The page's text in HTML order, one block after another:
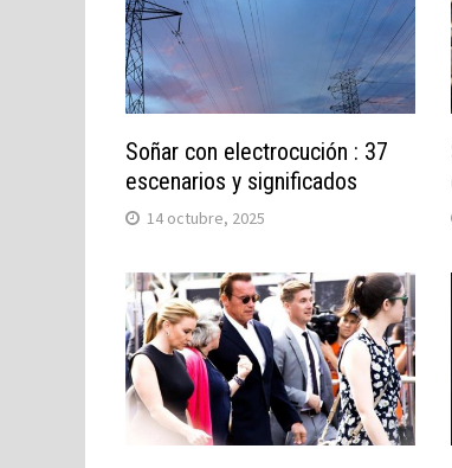
Soñar con electrocución : 37
escenarios y significados
14 octubre, 2025